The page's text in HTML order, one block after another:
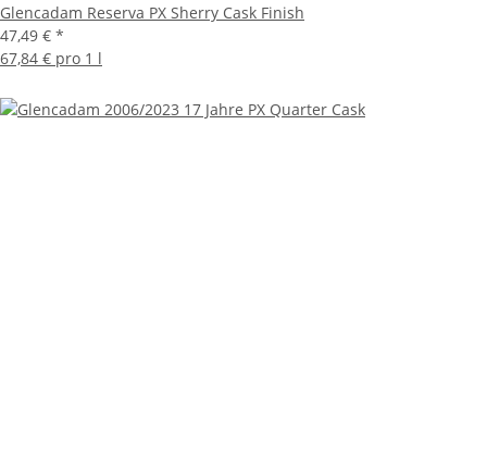
Glencadam Reserva PX Sherry Cask Finish
47,49 € *
67,84 € pro 1 l